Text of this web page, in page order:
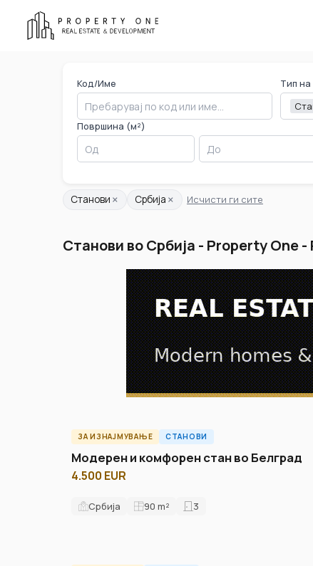
Код/Име
Тип
Површина (м²)
Станови × Србија × Исчисти ги сите
Станови во Србија - Property One
ЗА ИЗНАЈМУВАЊЕ СТАНОВИ
Модерен и комфорен стан во Белград
4.500 EUR
Србија 90 m² 3